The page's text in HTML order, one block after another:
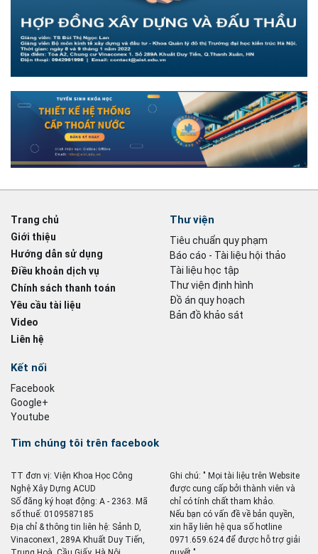
Trang chủ
Giới thiệu
Hướng dẫn sử dụng
Điều khoản dịch vụ
Chính sách thanh toán
Yêu cầu tài liệu
Video
Liên hệ
Thư viện
Tiêu chuẩn quy phạm
Báo cáo - Tài liệu hội thảo
Tài liệu học tập
Thư viện định hình
Đồ án quy hoạch
Bản đồ khảo sát
Kết nối
Facebook
Google+
Youtube
Tìm chúng tôi trên facebook
TT đơn vị: Viện Khoa Học Công
Nghệ Xây Dựng ACUD
Số đăng ký hoạt động: A - 2363. Mã
số thuế: 0109587185
Địa chỉ & thông tin liên hệ: Sảnh D,
Vinaconex1, 289A Khuất Duy Tiến,
Ghi chú: " Mọi tài liệu trên Website
được cung cấp bởi thành viên và
chỉ có tính chất tham khảo.
Nếu bạn có vấn đề về bản quyền,
xin hãy liên hệ qua số hotline
0971.659.624 để được hỗ trợ giải